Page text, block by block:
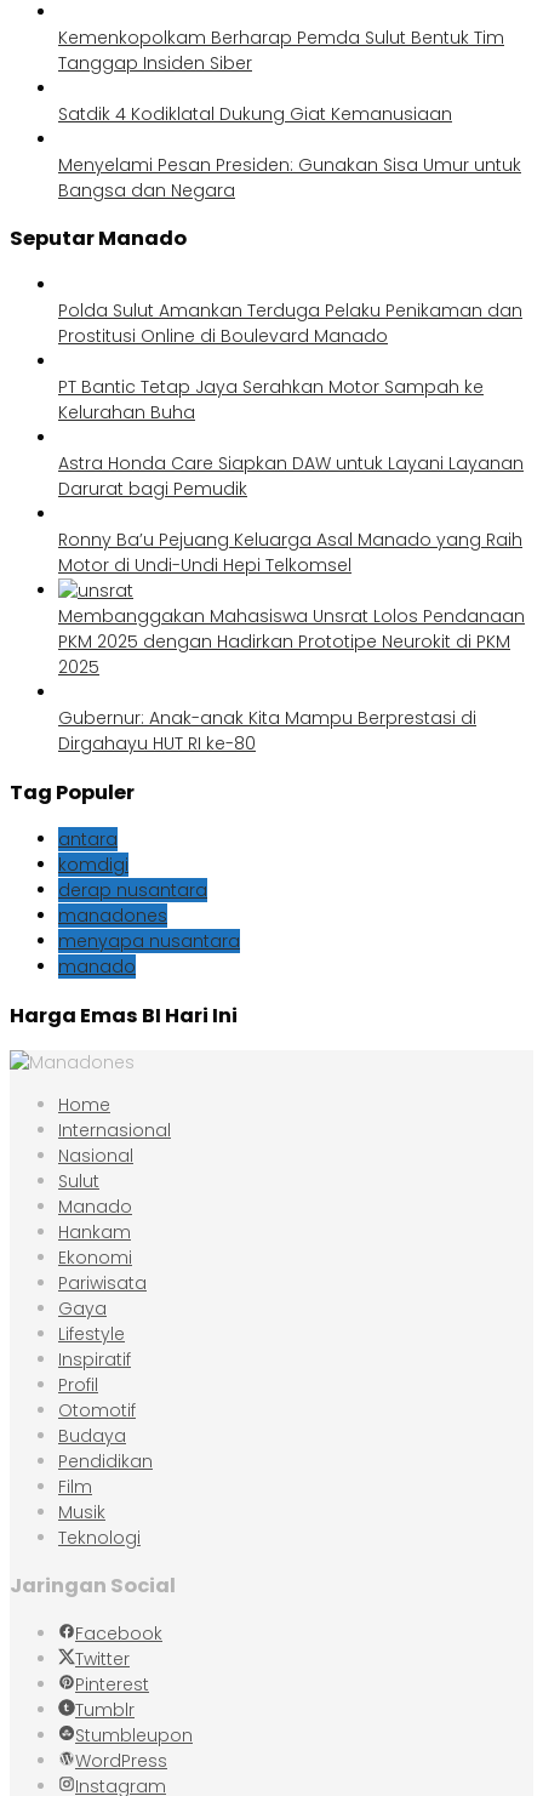
Kemenkopolkam Berharap Pemda Sulut Bentuk Tim
Tanggap Insiden Siber
Satdik 4 Kodiklatal Dukung Giat Kemanusiaan
Menyelami Pesan Presiden: Gunakan Sisa Umur untuk
Bangsa dan Negara
Seputar Manado
Polda Sulut Amankan Terduga Pelaku Penikaman dan
Prostitusi Online di Boulevard Manado
PT Bantic Tetap Jaya Serahkan Motor Sampah ke
Kelurahan Buha
Astra Honda Care Siapkan DAW untuk Layani Layanan
Darurat bagi Pemudik
Ronny Ba’u Pejuang Keluarga Asal Manado yang Raih
Motor di Undi-Undi Hepi Telkomsel
Membanggakan Mahasiswa Unsrat Lolos Pendanaan
PKM 2025 dengan Hadirkan Prototipe Neurokit di PKM
2025
Gubernur: Anak-anak Kita Mampu Berprestasi di
Dirgahayu HUT RI ke-80
Tag Populer
antara
komdigi
derap nusantara
manadones
menyapa nusantara
manado
Harga Emas BI Hari Ini
Home
Internasional
Nasional
Sulut
Manado
Hankam
Ekonomi
Pariwisata
Gaya
Lifestyle
Inspiratif
Profil
Otomotif
Budaya
Pendidikan
Film
Musik
Teknologi
Jaringan Social
Facebook
Twitter
Pinterest
Tumblr
Stumbleupon
WordPress
Instagram